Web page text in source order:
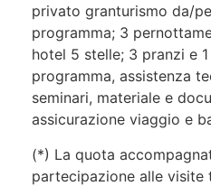
privato granturismo da/
programma; 3
hotel 5 stelle; 3 pranzi e
programma, assistenza
seminari, materiale e
assicurazione viaggio e
(*) La quota
partecipazione alle visite